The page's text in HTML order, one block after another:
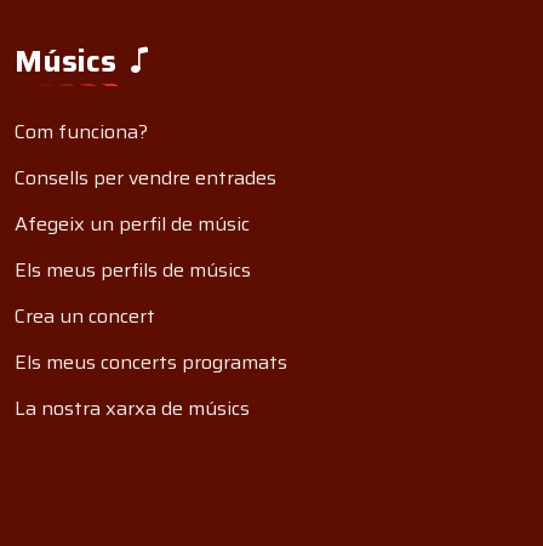
Músics
Com funciona?
Consells per vendre entrades
Afegeix un perfil de músic
Els meus perfils de músics
Crea un concert
Els meus concerts programats
La nostra xarxa de músics